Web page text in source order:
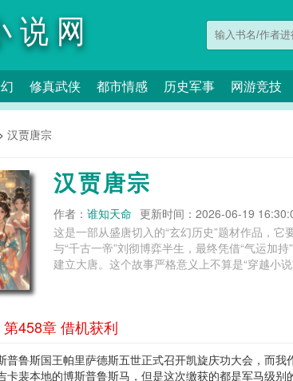
说网
修真武侠 都市情感 历史军事 网游竞技
汉贾唐宗
汉贾唐宗
作者： 谁知天命 更新时间：2026-06-19
这是一部从盛唐切入的“玄幻历史”题材作品，它
与“千古一帝”刘彻博弈半生，最终凭借“气运加
建立大唐。这个故事严格意义上不算是“穿越小
第458章 借机获利
普鲁斯国王帕里萨德斯五世正式召开凯旋庆功大会，而
卡裴本地的博斯普鲁斯马，但是这次缴获的都是军马级